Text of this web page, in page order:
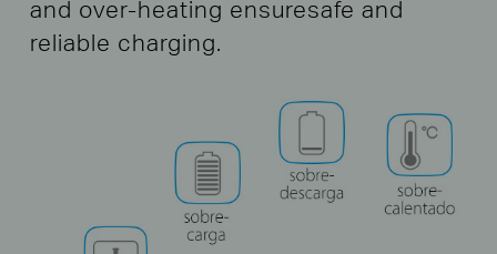
and over-heating ensuresafe and
reliable charging.